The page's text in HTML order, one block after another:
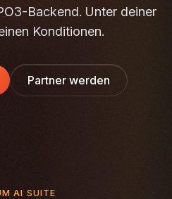
Backend. Unter deiner
Konditionen.
Partner werden
AI SUITE